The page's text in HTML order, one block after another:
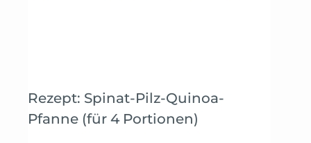
Rezept: Spinat-Pilz-Quinoa-
Pfanne (für 4 Portionen)